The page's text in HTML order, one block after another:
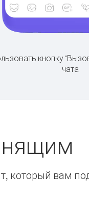
кнопку
чата
который вам